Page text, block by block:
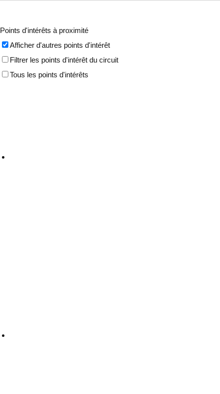
Points d'intérêts à proximité
Afficher d'autres points d'intérêt
Filtrer les points d'intérêt du circuit
Tous les points d'intérêts